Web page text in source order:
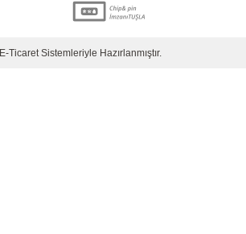
E-TicaretSistemleriyle Hazırlanmıştır.